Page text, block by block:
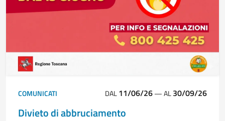
COMUNICATI DAL11/06/26—AL30/09/26
Divieto di abbruciamento